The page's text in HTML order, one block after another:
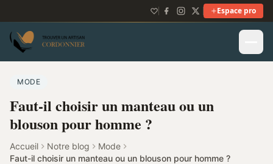
Espace pro
MODE
Faut-il choisir un manteau ou un
blouson pour homme ?
Accueil Notre blog
Mode
Faut-il choisir un manteau ou un blouson pour homme ?